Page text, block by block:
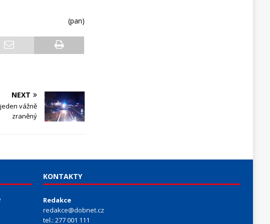
(pan)
NEXT
vážně
zraněný
KONTAKTY
Redakce
redakce@dobnet.cz
tel.: 277 001 111